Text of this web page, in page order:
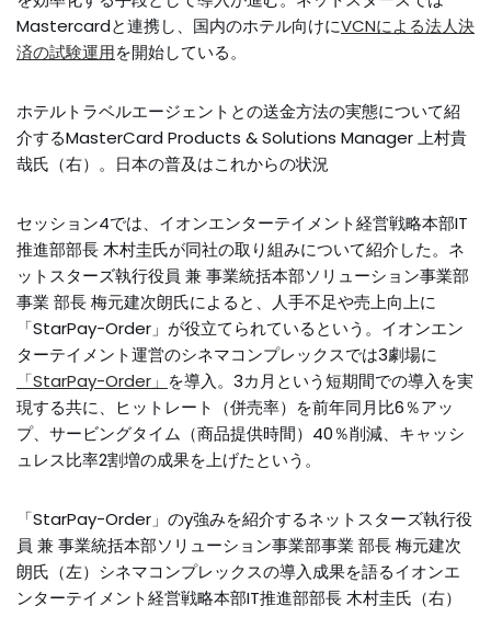
Mastercardと連携し、国内のホテル向けにVCNによる法人決
済の試験運用を開始している。
ホテルトラベルエージェントとの送金方法の実態について紹
介するMasterCard Products & Solutions Manager 上村貴
哉氏（右）。日本の普及はこれからの状況
セッション4では、イオンエンターテイメント経営戦略本部IT
推進部部長 木村圭氏が同社の取り組みについて紹介した。ネ
ットスターズ執行役員 兼 事業統括本部ソリューション事業部
事業 部長 梅元建次朗氏によると、人手不足や売上向上に
「StarPay-Order」が役立てられているという。イオンエン
ターテイメント運営のシネマコンプレックスでは3劇場に
「StarPay-Order」 を導入。3カ月という短期間での導入を実
現する共に、ヒットレート（併売率）を前年同月比6％アッ
プ、サービングタイム（商品提供時間）40％削減、キャッシ
ュレス比率2割増の成果を上げたという。
「StarPay-Order」のy強みを紹介するネットスターズ執行役
員 兼 事業統括本部ソリューション事業部事業 部長 梅元建次
朗氏（左）シネマコンプレックスの導入成果を語るイオンエ
ンターテイメント経営戦略本部IT推進部部長 木村圭氏（右）